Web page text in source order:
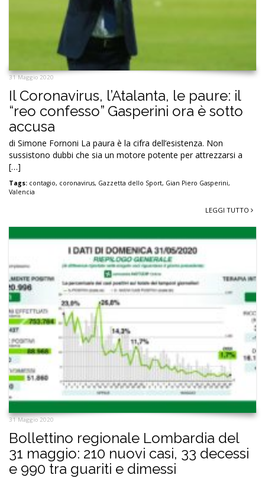
31 Maggio 2020
Il Coronavirus, l’Atalanta, le paure: il
“reo confesso” Gasperini ora è sotto
accusa
di Simone Fornoni La paura è la cifra dell’esistenza. Non
sussistono dubbi che sia un motore potente per attrezzarsi a
[…]
Tags: contagio, coronavirus, Gazzetta dello Sport, Gian Piero Gasperini,
Valencia
LEGGI TUTTO
31 Maggio 2020
Bollettino regionale Lombardia del
31 maggio: 210 nuovi casi, 33 decessi
e 990 tra guariti e dimessi